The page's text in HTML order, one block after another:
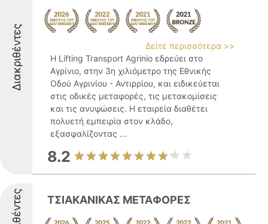
Διακριθέντες
Δείτε περισσότερα >>
Η Lifting Transport Agrinio εδρεύει στο
Αγρίνιο, στην 3η χιλιόμετρο της Εθνικής
Οδού Αγρινίου - Αντιρρίου, και ειδικεύεται
στις οδικές μεταφορές, τις μετακομίσεις
και τις ανυψώσεις. Η εταιρεία διαθέτει
πολυετή εμπειρία στον κλάδο,
εξασφαλίζοντας ...
8.2
ΤΣΙΑΚΑΝΙΚΑΣ ΜΕΤΑΦΟΡΕΣ